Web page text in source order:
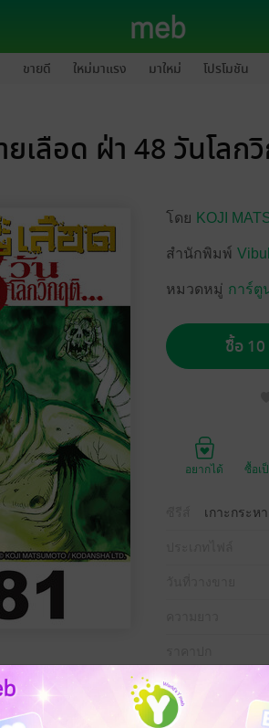
ขายดี ใหม่มาแรง มาใหม่ โปรโมชัน
ยเลือด ฝ่า 48 วันโลก
โดย KOJI
สำนักพิมพ์
หมวดหมู่ การ์ตู
ซื้อ 10
อยากได้ ซื้อเ
เกาะกระห